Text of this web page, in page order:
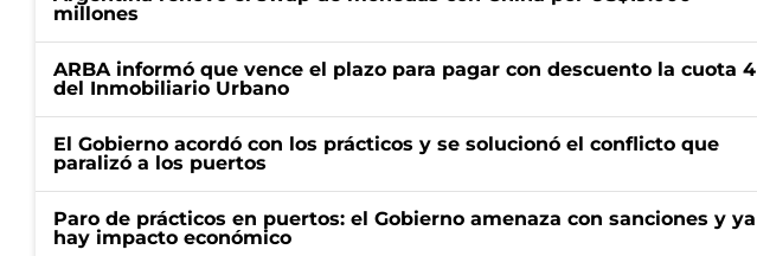
millones
ARBA informó que vence el plazo para pagar con descuento la cuota 4
del Inmobiliario Urbano
El Gobierno acordó con los prácticos y se solucionó el conflicto que
paralizó a los puertos
Paro de prácticos en puertos: el Gobierno amenaza con sanciones y ya
hay impacto económico